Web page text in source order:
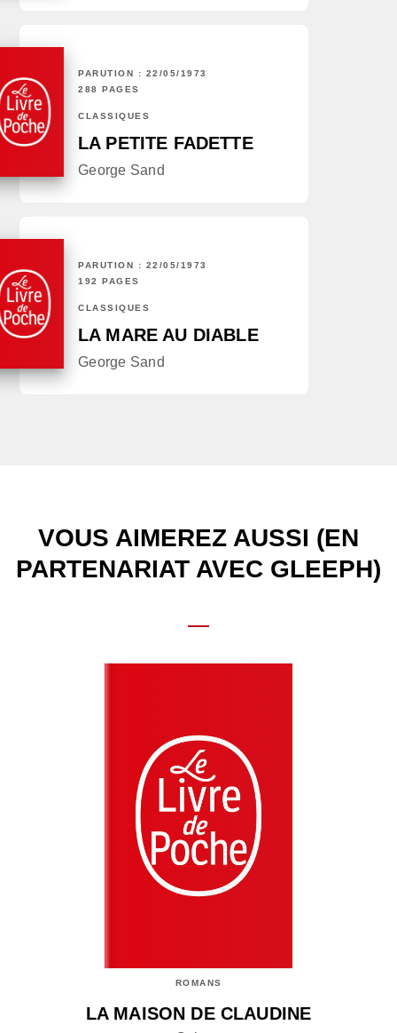
PARUTION : 22/05/1973
288 PAGES
CLASSIQUES
LA PETITE FADETTE
George Sand
PARUTION : 22/05/1973
192 PAGES
CLASSIQUES
LA MARE AU DIABLE
George Sand
VOUS AIMEREZ AUSSI (EN
PARTENARIAT AVEC GLEEPH)
ROMANS
LA MAISON DE CLAUDINE